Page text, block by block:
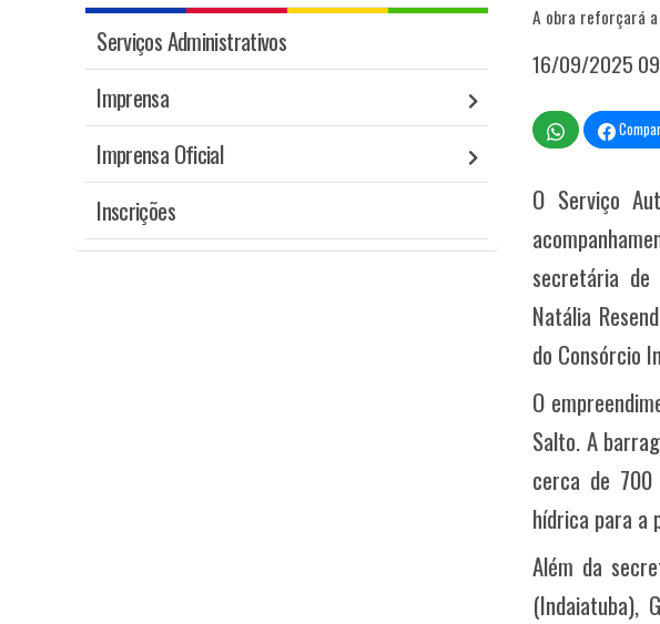
Serviços Administrativos
Imprensa
Imprensa Oficial
Inscrições
A obra reforçará
16/09/2025
O Serviço
secretária de
Natália
do Consórcio
O
Salto. A
cerca de 700
hídrica para a
Além da
(Indaiatuba),